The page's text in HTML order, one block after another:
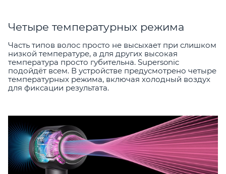
Четыре температурных режима
Часть типов волос просто не высыхает при слишком
низкой температуре, а для других высокая
температура просто губительна. Supersonic
подойдёт всем. В устройстве предусмотрено четыре
температурных режима, включая холодный воздух
для фиксации результата.